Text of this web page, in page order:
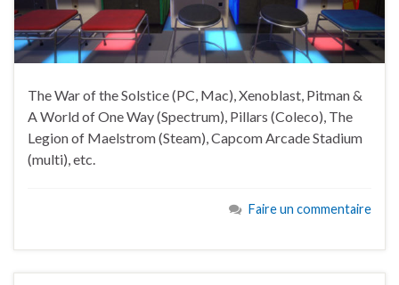
The War of the Solstice (PC, Mac), Xenoblast, Pitman &
A World of One Way (Spectrum), Pillars (Coleco), The
Legion of Maelstrom (Steam), Capcom Arcade Stadium
(multi), etc.
Faire un commentaire